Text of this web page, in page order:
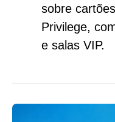
sobre
Privilege,
e salas VIP.